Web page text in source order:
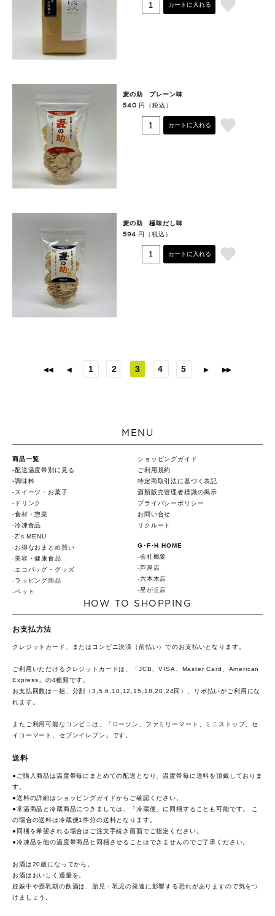
カートに入れる
麦の助 プレーン味
540 円（税込）
カートに入れる
麦の助 極味だし味
594 円（税込）
カートに入れる
1 2 3 4 5
MENU
商品一覧
配送温度帯別に見る
調味料
スイーツ・お菓子
ドリンク
食材・惣菜
冷凍食品
Z's MENU
お得なおまとめ買い
美容・健康食品
エコバッグ・グッズ
ラッピング用品
ペット
ショッピングガイド
ご利用規約
特定商取引法に基づく表記
酒類販売管理者標識の掲示
プライバシーポリシー
お問い合せ
リクルート
G･F･H HOME
会社概要
芦屋店
六本木店
星が丘店
HOW TO SHOPPING
お支払方法
クレジットカード、またはコンビニ決済（前払い）でのお支払いとなります。
ご利用いただけるクレジットカードは、「JCB、VISA、Master Card、American
Express」の4種類です。
お支払回数は一括、分割（3,5,6,10,12,15,18,20,24回）、リボ払いがご利用にな
れます。
またご利用可能なコンビニは、「ローソン、ファミリーマート、ミニストップ、セ
イコーマート、セブンイレブン」です。
送料
●ご購入商品は温度帯毎にまとめての配送となり、温度帯毎に送料を頂戴しておりま
す。
●送料の詳細は ショッピングガイドからご確認ください。
●常温商品と冷蔵商品につきましては、「冷蔵便」に同梱することも可能です。 こ
の場合の送料は冷蔵便1件分の送料となります。
●同梱を希望される場合はご注文手続き画面でご指定ください。
●冷凍品を他の温度帯商品と同梱させることはできませんのでご了承ください。
お酒は20歳になってから。
お酒はおいしく適量を。
妊娠中や授乳期の飲酒は、胎児・乳児の発達に影響する恐れがありますので気をつ
けましょう。